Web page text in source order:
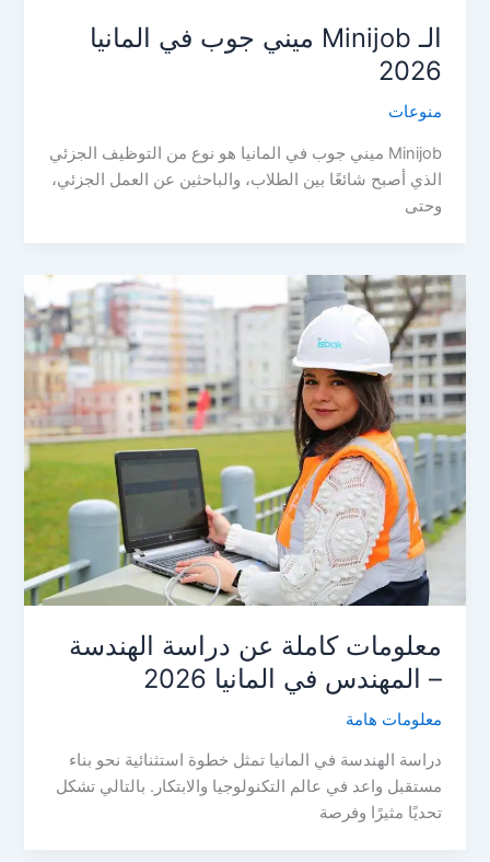
الـ Minijob ميني جوب في المانيا
2026
منوعات
Minijob ميني جوب في المانيا هو نوع من التوظيف الجزئي
الذي أصبح شائعًا بين الطلاب، والباحثين عن العمل الجزئي،
وحتى
معلومات كاملة عن دراسة الهندسة
– المهندس في المانيا 2026
معلومات هامة
دراسة الهندسة في المانيا تمثل خطوة استثنائية نحو بناء
مستقبل واعد في عالم التكنولوجيا والابتكار. بالتالي تشكل
تحديًا مثيرًا وفرصة